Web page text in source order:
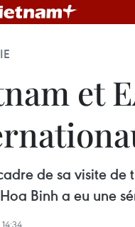
et
de sa visite
Binh a eu une